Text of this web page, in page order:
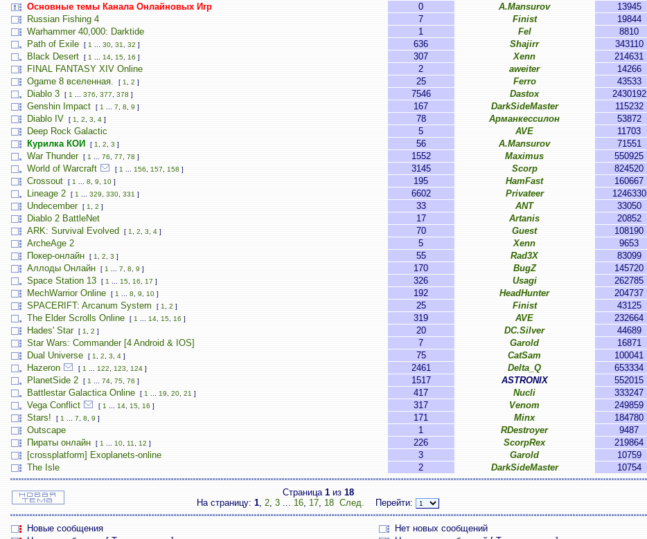
Основные темы Канала Онлайновых Игр 0 A.Mansurov 13945
Russian Fishing 4 7 Finist 19844
Warhammer 40,000: Darktide 1 Fel 8810
Path of Exile [ 1 30, 31 32 ] 636 Shajirr 343110
Black Desert [ 1 14, 15, 16 ] 307 Xenn 214631
FINAL FANTASY XIV Online 2 aweiter 14266
Ogame 8 вселенная. [ 1 2 ] 25 Ferro 43533
Diablo 3 [ 1 376 377 378 ] 7546 Dastox 2430192
Genshin Impact [ 1 7 8 9] 167 DarkSideMaster 115232
Diablo IV [ 1 2 3 4] 78 Арманкессилон 53872
Deep Rock Galactic 5 AVE 11703
Курилка КОИ [ 1 2 3 ] 56 A.Mansurov 71551
War Thunder [ 1 76 77 78 ] 1552 Maximus 550925
World of Warcraft [ 1 156 157 158 ] 3145 Scorp 824520
Crossout [ 1 8 9, 10] 195 HamFast 160667
Lineage 2 [ 1 329, 330, 331 ] 6602 Privateer 1246330
Undecember [ 1 2 ] 33 ANT 33050
Diablo 2 BattleNet 17 Artanis 20852
ARK: Survival Evolved [ 1 2 3 4] 70 Guest 108190
ArcheAge 2 5 Xenn 9653
Покер-онлайн [ 1 2 3 ] 55 Rad3X 83099
Аллоды Онлайн [ 1 7 8 9] 170 BugZ 145720
Space Station 13 [ 1 15, 16 17 ] 326 Usagi 262785
MechWarrior Online [ 1 8 9, 10] 192 HeadHunter 204737
SPACERIFT: Arcanum System [ 1 2 ] 25 Finist 43125
The Elder Scrolls Online [ 1 14, 15, 16 ] 319 AVE 232664
Hades' Star [ 1 2 ] 20 DC.Silver 44689
Star Wars: Commander [4 Android & IOS] 7 Garold 16871
Dual Universe [ 1 2 3 4] 75 CatSam 100041
Hazeron [ 1 122 123 124] 2461 Delta_Q 653334
PlanetSide 2 [ 1 74, 75, 76 ] 1517 ASTRONIX 552015
Battlestar Galactica Online [ 1 19, 20, 21 ] 417 Nucli 333247
Vega Conflict [ 1 14, 15, 16 ] 317 Venom 249859
Stars! [ 1 7 8 9] 171 Minx 184780
Outscape 1 RDestroyer 9487
Пираты онлайн [ 1 10, 11 12 ] 226 ScorpRex 219864
[crossplatform] Exoplanets-online 3 Garold 10759
The Isle 2 DarkSideMaster 10754
Страница 1из 18
На страницу: 1, 2, 3 ... 16, 17, 18 След. Перейти:
Новые сообщения Нет новых сообщений